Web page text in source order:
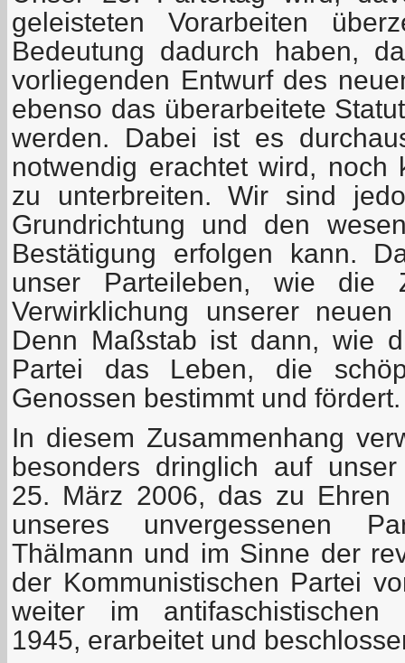
geleisteten Vorarbeiten
Bedeutung dadurch haben,
vorliegenden Entwurf des
ebenso das überarbeitete
werden. Dabei ist es
notwendig erachtet wird, noch
zu unterbreiten. Wir sind
Grundrichtung und den
Bestätigung erfolgen kann.
unser Parteileben, wie die
Verwirklichung unserer
Denn Maßstab ist dann, wie
Partei das Leben, die
Genossen bestimmt und fördert.
In diesem Zusammenhang
besonders dringlich auf
25. März 2006, das zu Ehren
unseres unvergessenen
Thälmann und im Sinne der
der Kommunistischen Partei
weiter im antifaschistischen
1945, erarbeitet und